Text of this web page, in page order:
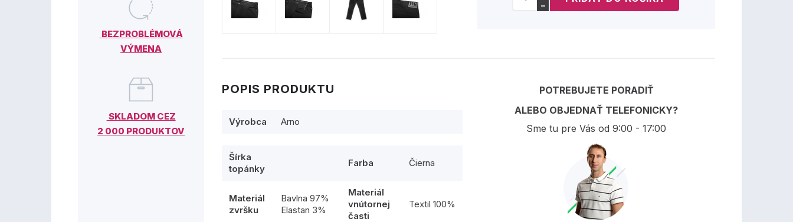
BEZPROBLÉMOVÁ
VÝMENA
SKLADOM CEZ
2 000 PRODUKTOV
−
POPIS PRODUKTU
Výrobca Arno
Šírka
topánky
Farba Čierna
Materiál
zvršku
Bavlna 97%
Elastan 3%
Materiál
vnútornej
časti
Textil 100%
POTREBUJETE PORADIŤ
ALEBO OBJEDNAŤ TELEFONICKY?
Sme tu pre Vás od 9:00 - 17:00